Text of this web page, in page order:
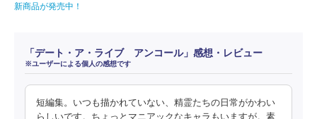
新商品が発売中！
「デート・ア・ライブ アンコール」感想・レビュー
※ユーザーによる個人の感想です
短編集。いつも描かれていない、精霊たちの日常がかわい
らしいです。ちょっとマニアックなキャラもいますが。素